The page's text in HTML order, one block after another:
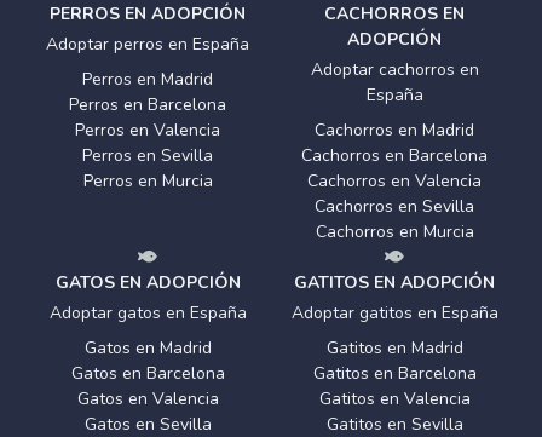
PERROS EN ADOPCIÓN
Adoptar perros en España
Perros en Madrid
Perros en Barcelona
Perros en Valencia
Perros en Sevilla
Perros en Murcia
CACHORROS EN
ADOPCIÓN
Adoptar cachorros en
España
Cachorros en Madrid
Cachorros en Barcelona
Cachorros en Valencia
Cachorros en Sevilla
Cachorros en Murcia
GATOS EN ADOPCIÓN
Adoptar gatos en España
Gatos en Madrid
Gatos en Barcelona
Gatos en Valencia
Gatos en Sevilla
GATITOS EN ADOPCIÓN
Adoptar gatitos en España
Gatitos en Madrid
Gatitos en Barcelona
Gatitos en Valencia
Gatitos en Sevilla